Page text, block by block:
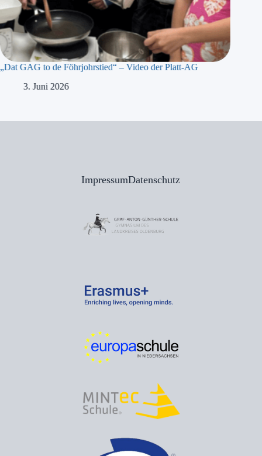
„Dat GAG to de Föhrjohrstied“ – Video der Platt-AG
3. Juni 2026
ImpressumDatenschutz